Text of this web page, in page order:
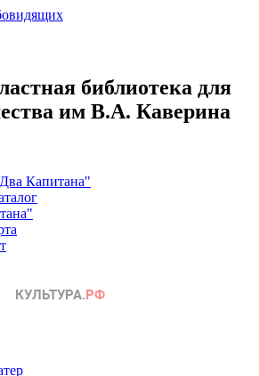
библиотека для
им В.А. Каверина
Капитана"